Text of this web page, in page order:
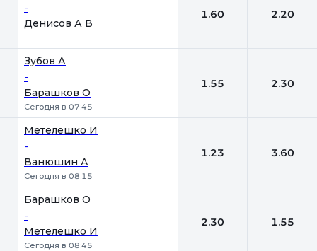
-
Денисов А В
1.60 2.20
Зубов А
-
Барашков О
Сегодня в 07:45
1.55 2.30
Метелешко И
-
Ванюшин А
Сегодня в 08:15
1.23 3.60
Барашков О
-
Метелешко И
Сегодня в 08:45
2.30 1.55